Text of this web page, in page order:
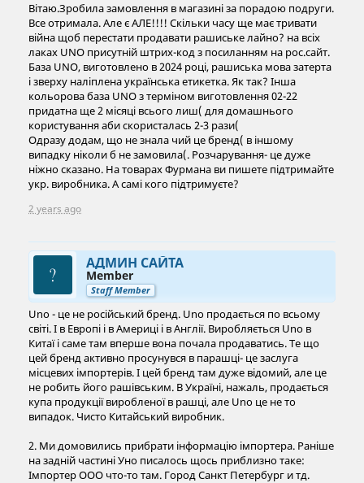
Вітаю.Зробила замовлення в магазині за порадою подруги.
Все отримала. Але є АЛЕ!!!! Скільки часу ще має тривати
війна щоб перестати продавати рашиське лайно? на всіх
лаках UNO присутній штрих-код з посиланням на рос.сайт.
База UNO, виготовлено в 2024 році, рашиська мова затерта
і зверху наліплена українська етикетка. Як так? Інша
кольорова база UNO з терміном виготовлення 02-22
придатна ще 2 місяці всього лиш( для домашнього
користування аби скористалась 2-3 рази(
Одразу додам, що не знала чий це бренд( в іншому
випадку ніколи б не замовила(. Розчарування- це дуже
ніжно сказано. На товарах Фурмана ви пишете підтримайте
укр. виробника. А самі кого підтримуєте?
2 years ago
АДМИН САЙТА
Member
Staff Member
Uno - це не російський бренд. Uno продається по всьому
світі. І в Европі і в Америці і в Англії. Виробляється Uno в
Китаї і саме там вперше вона почала продаватись. Те що
цей бренд активно просунувся в парашці- це заслуга
місцевих імпортерів. І цей бренд там дуже відомий, але це
не робить його рашівським. В Україні, нажаль, продається
купа продукції виробленої в рашці, але Uno це не то
випадок. Чисто Китайський виробник.
2. Ми домовились прибрати інформацію імпортера. Раніше
на задній частині Уно писалось щось приблизно таке:
Імпортер ООО что-то там. Город Санкт Петербург и тд.